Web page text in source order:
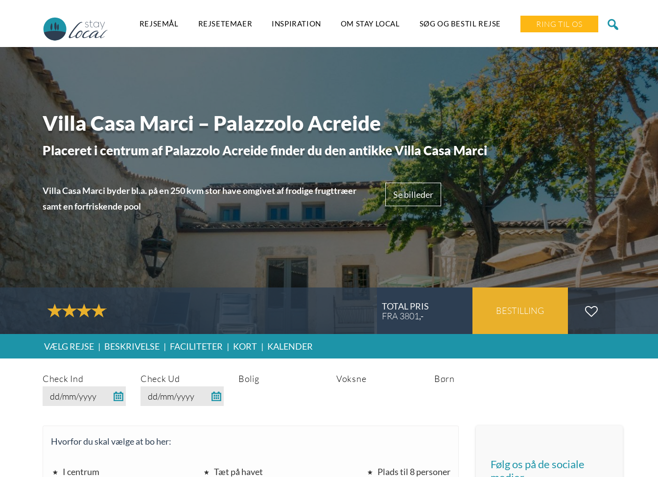
RING TIL OS
REJSEMÅL REJSETEMAER INSPIRATION OM STAY LOCAL SØG OG BESTIL REJSE
Villa Casa Marci – Palazzolo Acreide
Placeret i centrum af Palazzolo Acreide finder du den antikke Villa Casa Marci
Villa Casa Marci byder bl.a. på en 250 kvm stor have omgivet af frodige frugttræer
samt en forfriskende pool
Se billeder
TOTAL PRIS
FRA 3801,- BESTILLING
VÆLG REJSE | BESKRIVELSE | FACILITETER | KORT | KALENDER
Check Ind Check Ud Bolig Voksne Børn
Hvorfor du skal vælge at bo her:
I centrum Tæt på havet Plads til 8 personer
Følg os på de sociale